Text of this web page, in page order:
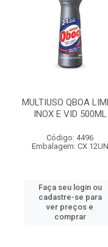
MULTIUSO QBOA
INOX E VID 500ML
Código: 4496
Embalagem: CX 12UN
Faça seu login ou
cadastre-se para
ver preços e
comprar